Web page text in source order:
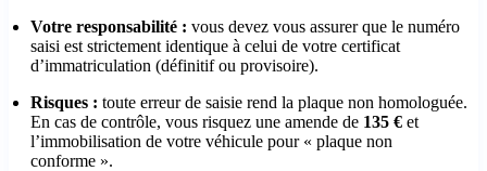
Votre responsabilité : vous devez vous assurer que le numéro
saisi est strictement identique à celui de votre certificat
d’immatriculation (définitif ou provisoire).
Risques : toute erreur de saisie rend la plaque non homologuée.
En cas de contrôle, vous risquez une amende de 135 € et
l’immobilisation de votre véhicule pour « plaque non
conforme ».